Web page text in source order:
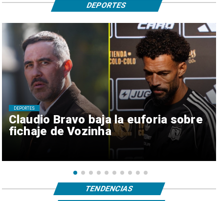
Claudio Bravo baja la euforia sobre
fichaje de Vozinha
DEPORTES
DEPORTES
TENDENCIAS